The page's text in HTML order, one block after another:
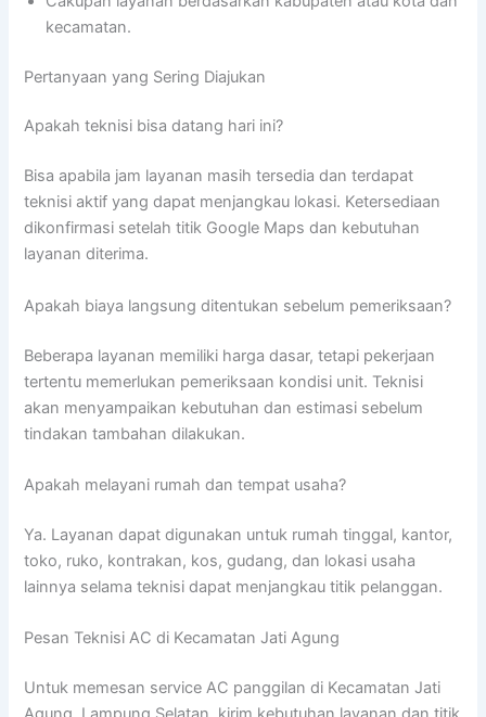
kecamatan.
Pertanyaan yang Sering Diajukan
Apakah teknisi bisa datang hari ini?
Bisa apabila jam layanan masih tersedia dan terdapat
teknisi aktif yang dapat menjangkau lokasi. Ketersediaan
dikonfirmasi setelah titik Google Maps dan kebutuhan
layanan diterima.
Apakah biaya langsung ditentukan sebelum pemeriksaan?
Beberapa layanan memiliki harga dasar, tetapi pekerjaan
tertentu memerlukan pemeriksaan kondisi unit. Teknisi
akan menyampaikan kebutuhan dan estimasi sebelum
tindakan tambahan dilakukan.
Apakah melayani rumah dan tempat usaha?
Ya. Layanan dapat digunakan untuk rumah tinggal, kantor,
toko, ruko, kontrakan, kos, gudang, dan lokasi usaha
lainnya selama teknisi dapat menjangkau titik pelanggan.
Pesan Teknisi AC di Kecamatan Jati Agung
Untuk memesan service AC panggilan di Kecamatan Jati